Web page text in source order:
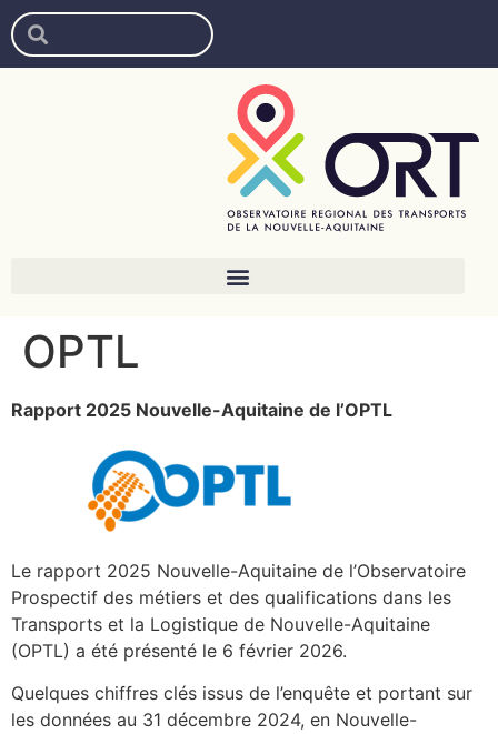
OPTL
Rapport 2025 Nouvelle-Aquitaine de l’OPTL
Le rapport 2025 Nouvelle-Aquitaine de l’Observatoire
Prospectif des métiers et des qualifications dans les
Transports et la Logistique de Nouvelle-Aquitaine
(OPTL) a été présenté le 6 février 2026.
Quelques chiffres clés issus de l’enquête et portant sur
les données au 31 décembre 2024, en Nouvelle-